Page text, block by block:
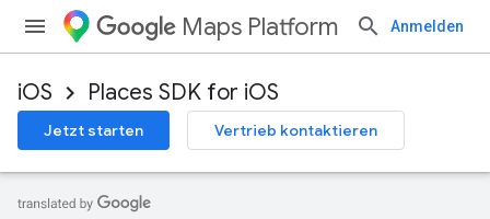
Maps Platform Anmelden
iOS Places SDK for iOS
Jetzt starten Vertrieb kontaktieren